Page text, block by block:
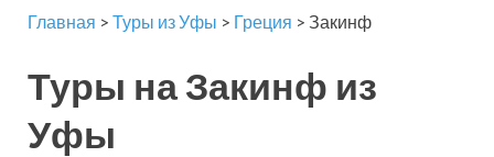
Главная > Туры из Уфы > Греция > Закинф
Туры на Закинф из
Уфы